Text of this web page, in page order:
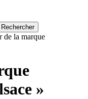
Rechercher
de la marque
»